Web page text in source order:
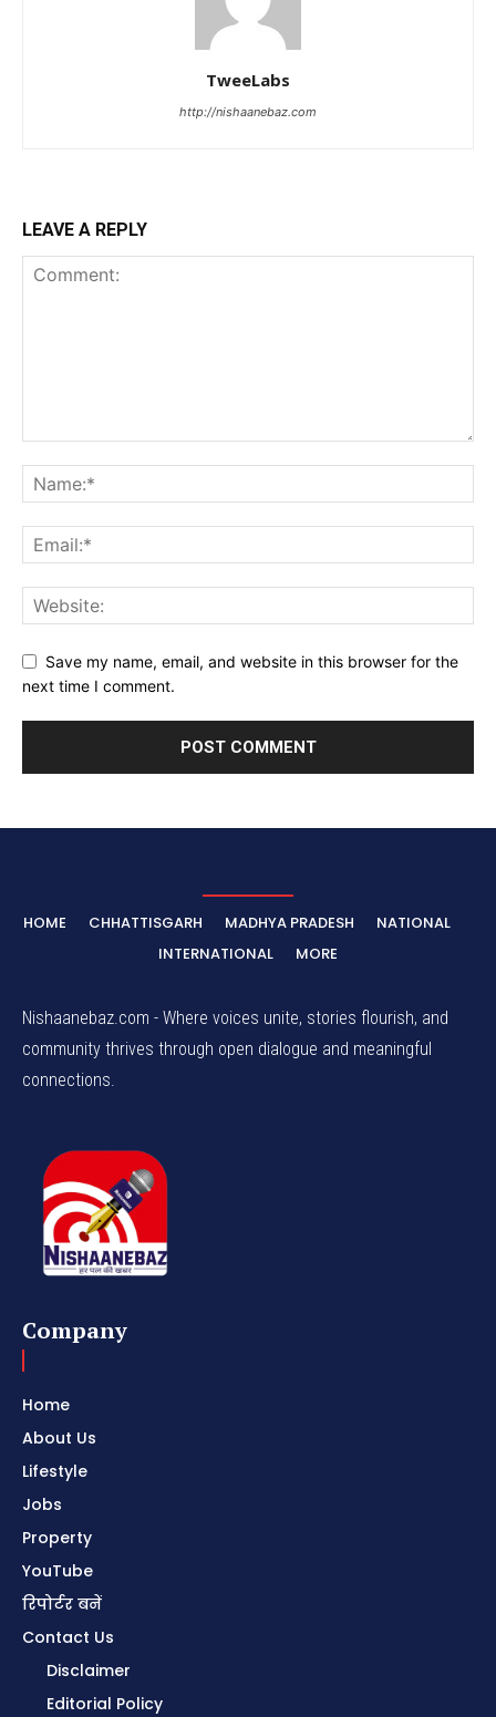
TweeLabs
http://nishaanebaz.com
LEAVE A REPLY
Save my name, email, and website in this browser for the
next time I comment.
HOME CHHATTISGARH MADHYA PRADESH
NATIONAL
INTERNATIONAL
MORE
Nishaanebaz.com - Where voices unite, stories flourish, and
community thrives through open dialogue and meaningful
connections.
Company
Home
About Us
Lifestyle
Jobs
Property
YouTube
रिपोर्टर बनें
Contact Us
Disclaimer
Editorial Policy